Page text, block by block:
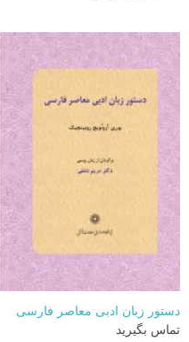
دستور زبان ادبی معاصر فارسی
تماس بگیرید